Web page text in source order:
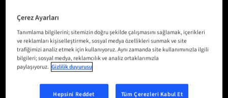
YERLEŞTIRME VE GEÇICI
RESTORASYON
Apikal konik bir Straumann BLC™ implantı ∅ 4,5 mm x
12 mm, SLActive®, Roxolid® ve immediyat geçici
Çerez Ayarları
Tanımlama bilgilerini; sitemizin doğru şekilde çalışmasını sağlamak, içerikleri
ve reklamları kişiselleştirmek, sosyal medya özellikleri sunmak ve site
trafiğimizi analiz etmek için kullanıyoruz. Aynı zamanda site kullanımınızla ilgili
bilgileri; sosyal medya, reklamcılık ve analiz ortaklarımızla
paylaşıyoruz. Gizlilik duyurusu
Hepsini Reddet Tüm Çerezleri Kabul Et